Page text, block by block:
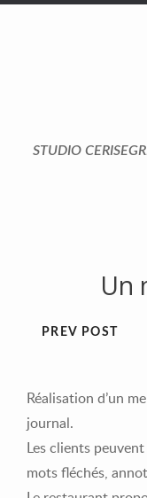
STUDIO
Un
PREV POST
Réalisation d’un
journal.
Les clients
mots fléchés,